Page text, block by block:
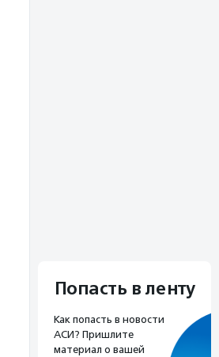
Попасть в ленту
Как попасть в новости
АСИ? Пришлите
материал о вашей